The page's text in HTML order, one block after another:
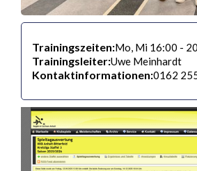
Trainingszeiten:Mo, Mi 16:00 -
Trainingsleiter:Uwe Meinhardt
Kontaktinformationen:0162